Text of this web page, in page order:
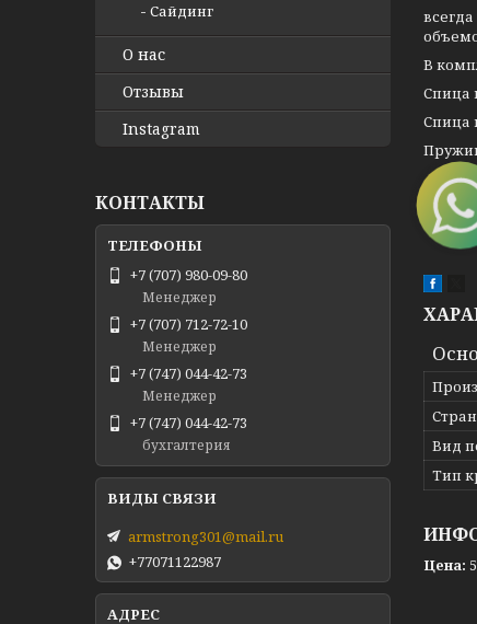
В
Спица
Спица
Вид
Тип
Цена:
Сайдинг
О нас
Отзывы
Instagram
КОНТАКТЫ
+7 (707) 980-09-80
Менеджер
+7 (707) 712-72-10
Менеджер
+7 (747) 044-42-73
Менеджер
+7 (747) 044-42-73
бухгалтерия
armstrong301@mail.ru
+77071122987